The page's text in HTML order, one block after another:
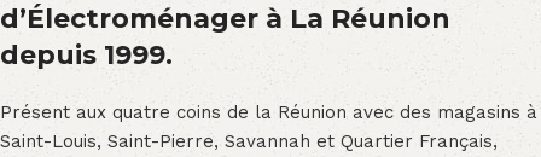
d’Électroménager à La Réunion
depuis 1999.
Présent aux quatre coins de la Réunion avec des magasins à
Saint-Louis, Saint-Pierre, Savannah et Quartier Français,